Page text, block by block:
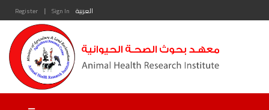
Register | Sign In العربية